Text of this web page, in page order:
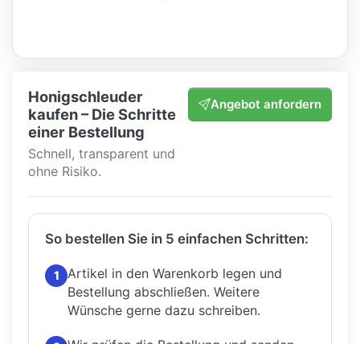
Honigschleuder
kaufen – Die Schritte
einer Bestellung
Schnell, transparent und
ohne Risiko.
Angebot anfordern
So bestellen Sie in 5 einfachen Schritten:
1
Artikel in den Warenkorb legen und
Bestellung abschließen. Weitere
Wünsche gerne dazu schreiben.